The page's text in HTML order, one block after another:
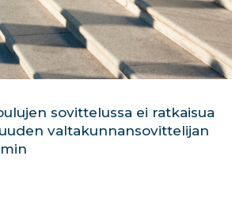
sovittelussa ei ratkaisua
valtakunnansovittelijan